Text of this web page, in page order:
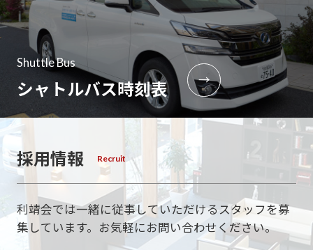
Shuttle Bus
シャトルバス時刻表 →
採用情報
利靖会では一緒に従事していただけるスタッフを募
集しています。
お気軽にお問い合わせください。